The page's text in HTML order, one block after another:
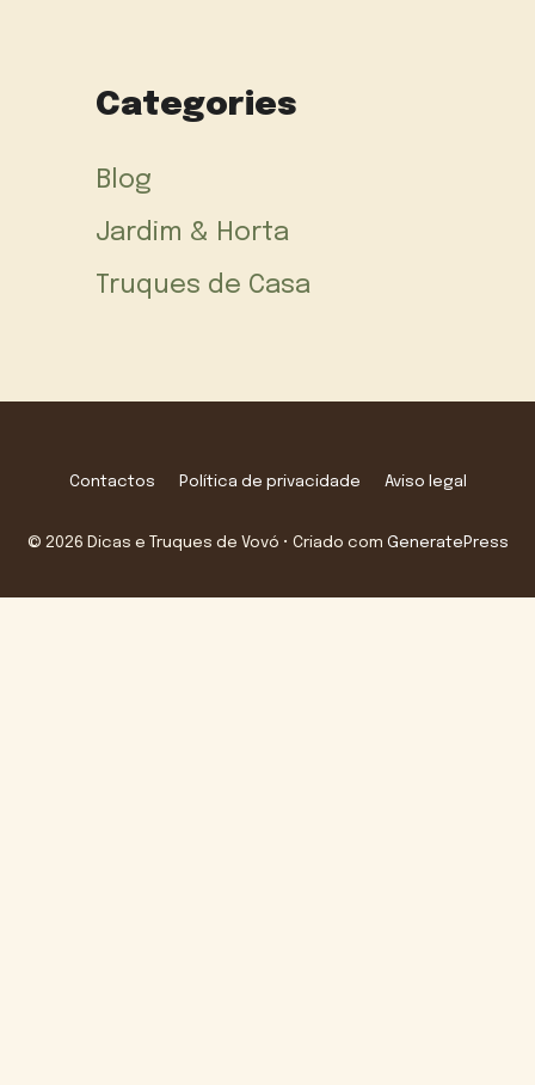
Categories
Blog
Jardim & Horta
Truques de Casa
Contactos Política de privacidade Aviso legal
© 2026 Dicas e Truques de Vovó • Criado com GeneratePress